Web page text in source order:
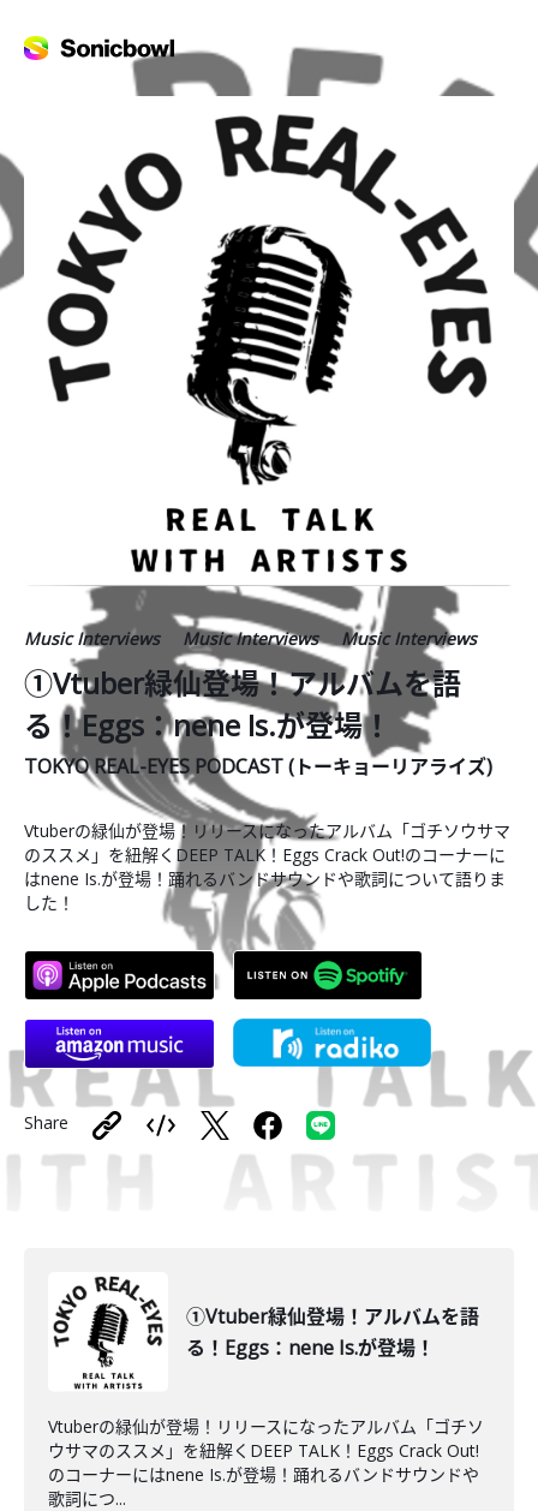
Music Interviews Music Interviews Music Interviews
①Vtuber緑仙登場！アルバムを語
る！Eggs：nene Is.が登場！
TOKYO REAL-EYES PODCAST (トーキョーリアライズ)
Vtuberの緑仙が登場！リリースになったアルバム「ゴチソウサマ
のススメ」を紐解くDEEP TALK！Eggs Crack Out!のコーナーに
はnene Is.が登場！踊れるバンドサウンドや歌詞について語りま
した！
Share
①Vtuber緑仙登場！アルバムを語
る！Eggs：nene Is.が登場！
Vtuberの緑仙が登場！リリースになったアルバム「ゴチソ
ウサマのススメ」を紐解くDEEP TALK！Eggs Crack Out!
のコーナーにはnene Is.が登場！踊れるバンドサウンドや
歌詞につ...